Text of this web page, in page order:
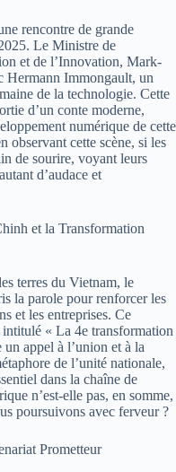
rencontre de grande
Le Ministre de
et de l’Innovation, Mark-
Hermann Immongault, un
de la technologie. Cette
d’un conte moderne,
numérique de cette
observant cette scène, si les
de sourire, voyant leurs
d’audace et
et la Transformation
terres du Vietnam, le
la parole pour renforcer les
et les entreprises. Ce
« La 4e transformation
appel à l’union et à la
de l’unité nationale,
dans la chaîne de
n’est-elle pas, en somme,
poursuivons avec ferveur ?
Prometteur